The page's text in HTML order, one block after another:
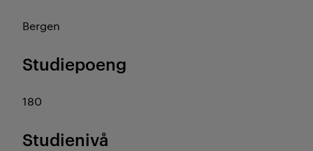
Bergen
Studiepoeng
180
Studienivå